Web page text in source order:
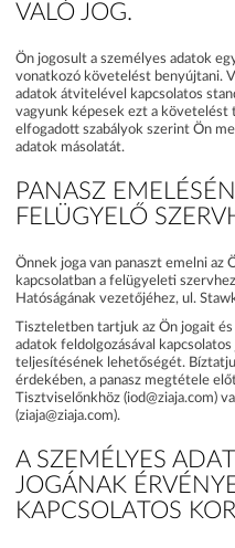
VALÓ JOG.
Ön jogosult a személyes adatok
vonatkozó követelést benyújtani.
adatok átvitelével kapcsolatos
vagyunk képesek ezt a követelést
elfogadott szabályok szerint Ön
adatok másolatát.
PANASZ
FELÜGYELŐ
Önnek joga van panaszt emelni az
kapcsolatban a felügyeleti
Hatóságának vezetőjéhez, ul.
Tiszteletben tartjuk az Ön jogait és
adatok feldolgozásával
teljesítésének lehetőségét.
érdekében, a panasz megtétele
Tisztviselőnkhöz (iod@ziaja.com)
(ziaja@ziaja.com).
A SZEMÉLYES
JOGÁNAK
KAPCSOLATOS